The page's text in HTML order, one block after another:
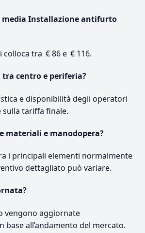
media Installazione antifurto
colloca tra € 86 e € 116.
tra centro e periferia?
e disponibilità degli operatori
tariffa finale.
materiali e manodopera?
i principali elementi normalmente
dettagliato può variare.
vengono aggiornate
base all’andamento del mercato.